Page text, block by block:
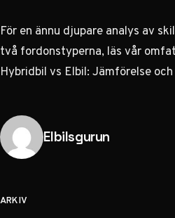
För en ännu djupare analys av
två fordonstyperna, läs vår
Hybridbil vs Elbil: Jämförelse
Publicerad av
Elbilsgurun
ARKIV